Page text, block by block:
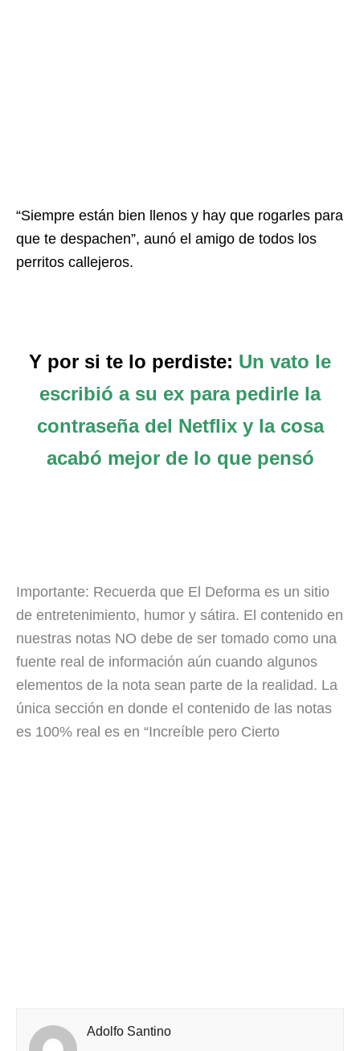
“Siempre están bien llenos y hay que rogarles para
que te despachen”, aunó el amigo de todos los
perritos callejeros.
Y por si te lo perdiste: Un vato le
escribió a su ex para pedirle la
contraseña del Netflix y la cosa
acabó mejor de lo que pensó
Importante: Recuerda que El Deforma es un sitio
de entretenimiento, humor y sátira. El contenido en
nuestras notas NO debe de ser tomado como una
fuente real de información aún cuando algunos
elementos de la nota sean parte de la realidad. La
única sección en donde el contenido de las notas
es 100% real es en “Increíble pero Cierto
Adolfo Santino